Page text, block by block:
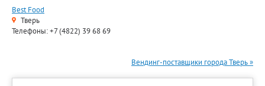
Best Food
Тверь
Телефоны: +7 (4822) 39 68 69
Вендинг-поставщики города Тверь »